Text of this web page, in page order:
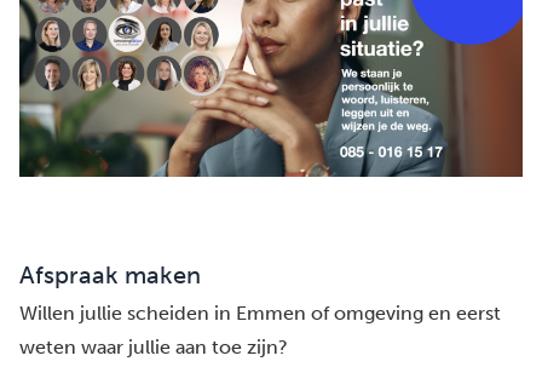
Afspraak maken
Willen jullie scheiden in Emmen of omgeving en eerst
weten waar jullie aan toe zijn?